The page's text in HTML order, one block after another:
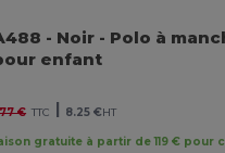
- Noir - Polo à
enfant
€ TTC | 8.25 €HT
gratuite à partir de 119 € pour